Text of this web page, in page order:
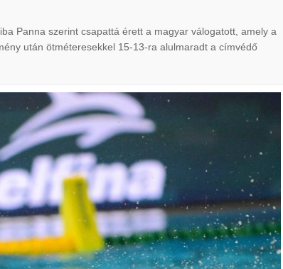
Panna szerint csapattá érett a magyar válogatott, amely a
után ötméteresekkel 15-13-ra alulmaradt a címvédő